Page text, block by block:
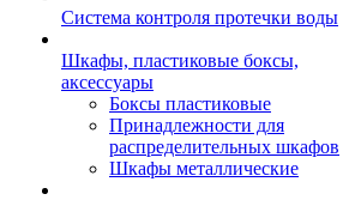
Система контроля протечки воды
Шкафы, пластиковые боксы,
аксессуары
Боксы пластиковые
Принадлежности для
распределительных шкафов
Шкафы металлические